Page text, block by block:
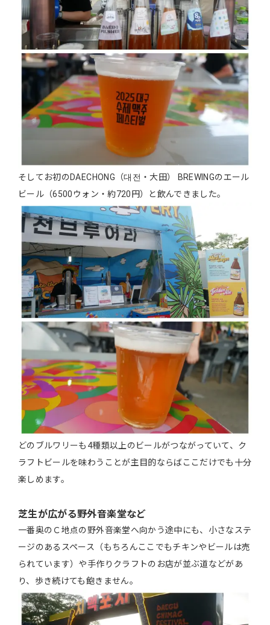
そしてお初のDAECHONG（대전・大田） BREWINGのエール
ビール（6500ウォン・約720円）と飲んできました。
どのブルワリーも4種類以上のビールがつながっていて、ク
ラフトビールを味わうことが主目的ならばここだけでも十分
楽しめます。
芝生が広がる野外音楽堂など
一番奥のＣ地点の野外音楽堂へ向かう途中にも、小さなステ
ージのあるスペース（もちろんここでもチキンやビールは売
られています）や手作りクラフトのお店が並ぶ道などがあ
り、歩き続けても飽きません。